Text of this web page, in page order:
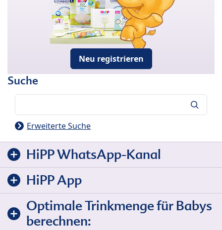
Neu registrieren
Suche
Erweiterte Suche
HiPP WhatsApp-Kanal
HiPP App
Optimale Trinkmenge für Babys
berechnen: